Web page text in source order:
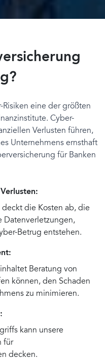
Risiken eine der größten
Cyber-
Verlusten führen,
Unternehmens ernsthaft
für Banken
die Kosten ab, die
Datenverletzungen,
Betrug entstehen.
Beratung von
können, den Schaden
zu minimieren.
kann unsere
für
decken.